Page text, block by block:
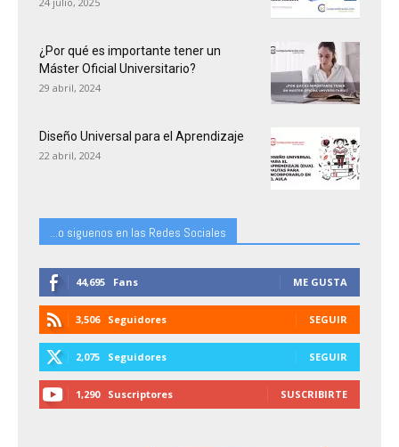
¿Por qué es importante tener un
Máster Oficial Universitario?
29 abril, 2024
Diseño Universal para el Aprendizaje
22 abril, 2024
...o siguenos en las Redes Sociales
44,695 Fans ME GUSTA
3,506 Seguidores SEGUIR
2,075 Seguidores SEGUIR
1,290 Suscriptores SUSCRIBIRTE